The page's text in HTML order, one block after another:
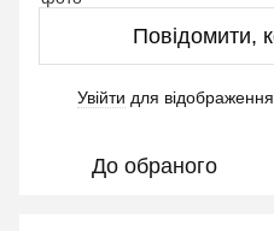
Повідомити,
Увійти для
До обраного